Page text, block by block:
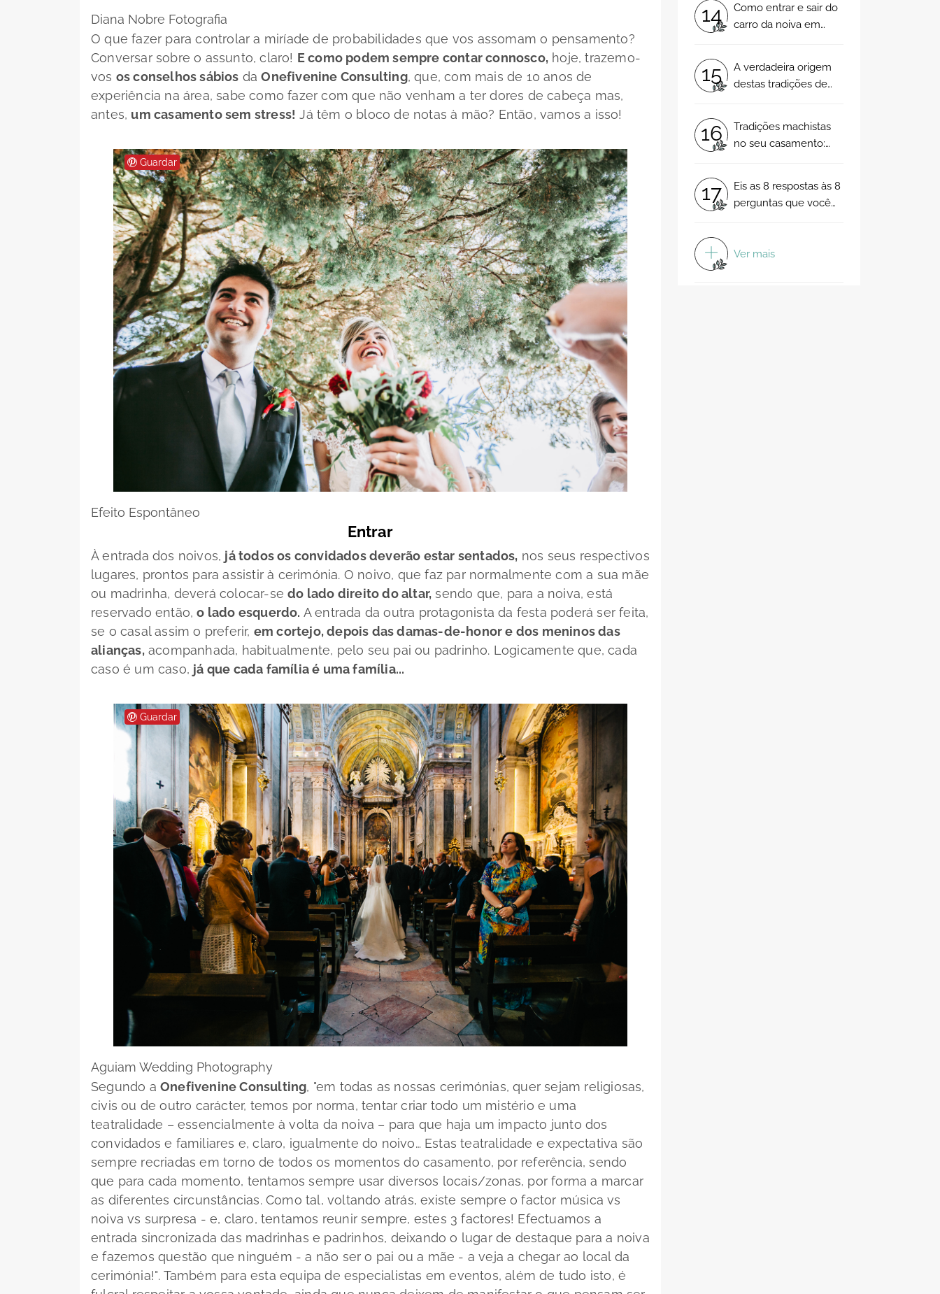
Diana Nobre Fotografia
O que fazer para controlar a miríade de probabilidades que vos assomam o pensamento?
Conversar sobre o assunto, claro! E como podem sempre contar connosco, hoje, trazemo-
vos os conselhos sábios daOnefivenine Consulting, que, com mais de 10 anos de
experiência na área, sabe como fazer com que não venham a ter dores de cabeça mas,
antes, um casamento sem stress! Já têm o bloco de notas à mão? Então, vamos a isso!
Guardar
Efeito Espontâneo
Entrar
À entrada dos noivos, já todos os convidados deverão estar sentados, nos seus respectivos
lugares, prontos para assistir à cerimónia. O noivo, que faz par normalmente com a sua mãe
ou madrinha, deverá colocar-sedo lado direito do altar, sendo que, para a noiva, está
reservado então,o lado esquerdo. A entrada da outra protagonista da festa poderá ser feita,
se o casal assim o preferir, em cortejo, depois das damas-de-honor e dos meninos das
alianças,acompanhada, habitualmente, pelo seu pai ou padrinho. Logicamente que, cada
caso é um caso, já que cada família é uma família...
Guardar
Aguiam Wedding Photography
Segundo a Onefivenine Consulting, "em todas as nossas cerimónias, quer sejam religiosas,
civis ou de outro carácter, temos por norma, tentar criar todo um mistério e uma
teatralidade – essencialmente à volta da noiva – para que haja um impacto junto dos
convidados e familiares e, claro, igualmente do noivo… Estas teatralidade e expectativa são
sempre recriadas em torno de todos os momentos do casamento, por referência, sendo
que para cada momento, tentamos sempre usar diversos locais/zonas, por forma a marcar
as diferentes circunstâncias. Como tal, voltando atrás, existe sempre o factor música vs
noiva vs surpresa - e, claro, tentamos reunir sempre, estes 3 factores! Efectuamos a
entrada sincronizada das madrinhas e padrinhos, deixando o lugar de destaque para a noiva
e fazemos questão que ninguém - a não ser o pai ou a mãe - a veja a chegar ao local da
cerimónia!". Também para esta equipa de especialistas em eventos, além de tudo isto, é
14
Como entrar e sair do
carro da noiva em
15
A verdadeira origem
destas tradições de
16
Tradições machistas
no seu casamento:
17
Eis as 8 respostas às 8
perguntas que você
Ver mais